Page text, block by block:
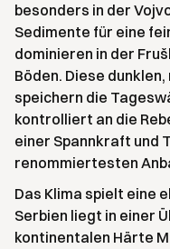
besonders in der
Sedimente für eine
dominieren in der
Böden. Diese
speichern die
kontrolliert an die
einer Spannkraft und
renommiertesten
Das Klima spielt eine
Serbien liegt in einer
kontinentalen Härte